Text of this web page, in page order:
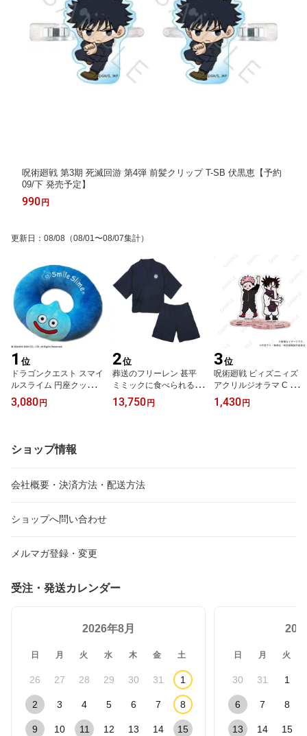
呪術廻戦 第3期 死滅回游 第4弾 前髪クリップ T-SB 伏黒恵【予約
09/下 発売予定】
990 円
更新日 ： 08/08 （08/01〜08/07集計）
1 位
ドラゴンクエスト スマイ
ルスライム 円座クッショ
ン スライム
3,080 円
2位
葬送のフリーレン 甚平
ミミックに食べられるフ
リーレン 紺-大 XL〜XXL
【予約 10/中 発売予定】
13,750 円
3位
呪術廻戦 ビィズニィズ
アクリルジオラマ C 虎
杖・脹相【予約 11/上 発
売予定】
1,430 円
ショップ情報
会社概要・決済方法・配送方法
ショップへ問い合わせ
メルマガ登録・変更
受注・発送カレンダー
2026年8月
日 月 火 水 木 金 土
26 27 28 29 30 31 1
2 3 4 5 6 7 8
9 10 11 12 13 14 15
日 月 火
30 31 1
6 7 8
13 14 15